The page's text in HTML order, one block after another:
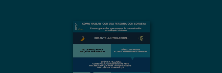
Cómo hablar con
una persona con
sordera. Pautas
generales de
comunicación
(cualquier entorno)